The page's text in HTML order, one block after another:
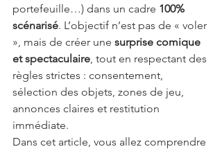
portefeuille…) dans un cadre 100%
scénarisé. L’objectif n’est pas de « voler
», mais de créer une surprise comique
et spectaculaire , tout en respectant des
règles strictes : consentement,
sélection des objets, zones de jeu,
annonces claires et restitution
immédiate.
Dans cet article, vous allez comprendre